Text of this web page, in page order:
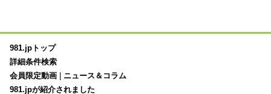
981.jpトップ
詳細条件検索
会員限定動画
ニュース＆コラム
981.jpが紹介されました